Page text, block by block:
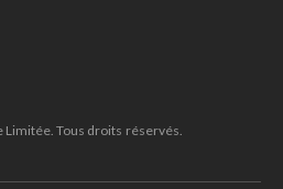
Limitée. Tous droits réservés.